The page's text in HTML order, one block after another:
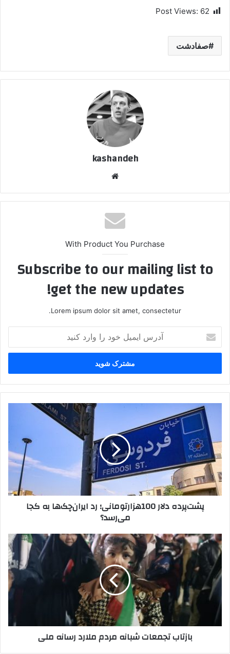
Post Views: 62
صفادشت
kashandeh
With Product You Purchase
Subscribe to our mailing list to
get the new updates!
Lorem ipsum dolor sit amet, consectetur.
ایمیل
خود
وارد
کنید
پشت‌پرده
100هزارتومانی؛
رد
ایران‌چک‌ها
به
کجا
می‌رسد؟
پشت‌پرده دلار 100هزارتومانی؛ رد ایران‌چک‌ها به کجا
می‌رسد؟
بازتاب
تجمعات
شبانه
مردم
ملارد
رسانه
ملی
بازتاب تجمعات شبانه مردم ملارد رسانه ملی